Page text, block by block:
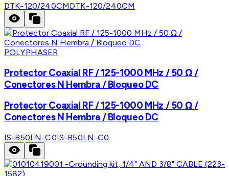
DTK-120/240CMDTK-120/240CM
POLYPHASER
Protector Coaxial RF / 125-1000 MHz / 50 Ω /
Conectores N Hembra / Bloqueo DC
Protector Coaxial RF / 125-1000 MHz / 50 Ω /
Conectores N Hembra / Bloqueo DC
IS-B50LN-C0IS-B50LN-C0